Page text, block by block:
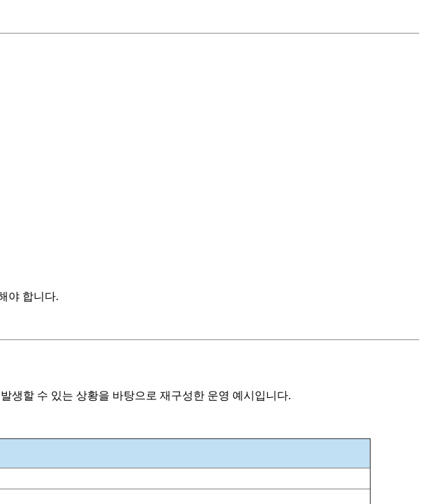
야 합니다.
생할 수 있는 상황을 바탕으로 재구성한 운영 예시입니다.